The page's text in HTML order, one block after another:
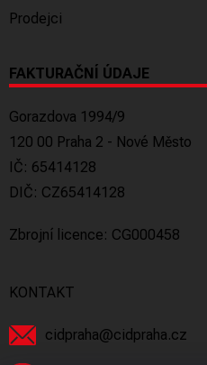
Prodejci
FAKTURAČNÍ ÚDAJE
Gorazdova 1994/9
120 00 Praha 2 - Nové Město
IČ: 65414128
DIČ: CZ65414128
Zbrojní licence: CG000458
KONTAKT
cidpraha@cidpraha.cz